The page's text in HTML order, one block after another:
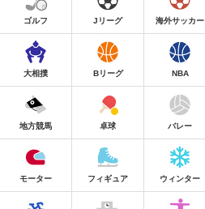
ゴルフ Jリーグ 海外サッカー
大相撲 Bリーグ NBA
地方競馬 卓球 バレー
モーター フィギュア ウィンター